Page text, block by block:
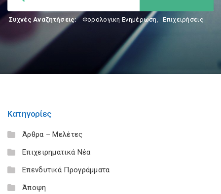
Συχνές Αναζητήσεις: Φορολογικη Ενημέρωση, Επιχειρήσεις
Κατηγορίες
Άρθρα – Μελέτες
Επιχειρηματικά Νέα
Επενδυτικά Προγράμματα
Άποψη